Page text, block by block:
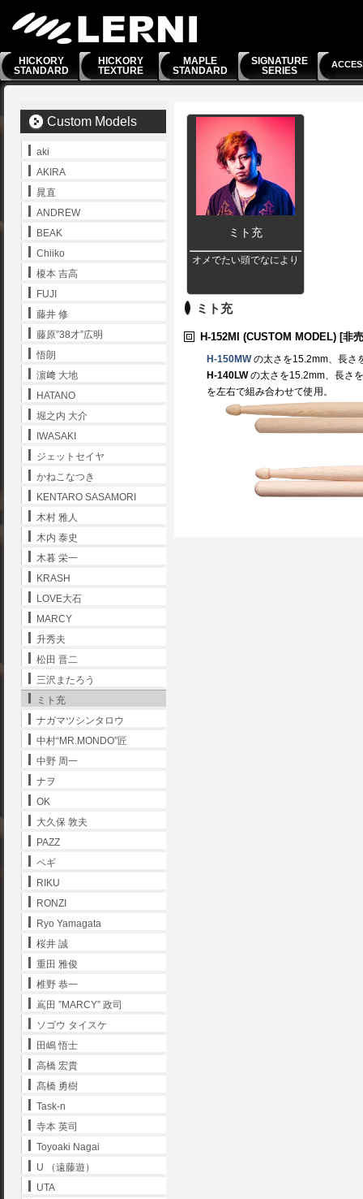
HICKORY
STANDARD
HICKORY
TEXTURE
MAPLE
STANDARD
SIGNATURE
SERIES
ミト充
オメでたい頭でなにより
ミト充
H-152MI (CUSTOM MODEL) [非
H-150MW の太さを15.2mm、長さ
H-140LWの太さを15.2mm、長さ
を左右で組み合わせて使用。
Custom Models
aki
AKIRA
晁直
ANDREW
BEAK
Chiiko
榎本 吉高
FUJI
藤井 修
藤原”38才”広明
悟朗
濵﨑 大地
HATANO
堀之内 大介
IWASAKI
ジェットセイヤ
かねこなつき
KENTARO SASAMORI
木村 雅人
木内 泰史
木暮 栄一
KRASH
LOVE大石
MARCY
升秀夫
松田 晋二
三沢またろう
ミト充
ナガマツシンタロウ
中村“MR.MONDO”匠
中野 周一
ナヲ
OK
大久保 敦夫
PAZZ
ペギ
RIKU
RONZI
Ryo Yamagata
桜井 誠
重田 雅俊
椎野 恭一
嶌田 ”MARCY” 政司
ソゴウ タイスケ
田嶋 悟士
高橋 宏貴
髙橋 勇樹
Task-n
寺本 英司
Toyoaki Nagai
U （遠藤遊）
UTA